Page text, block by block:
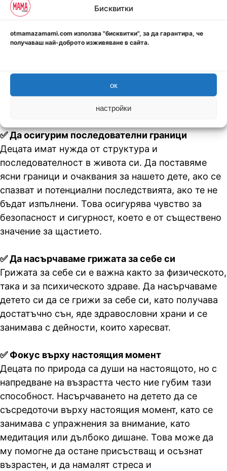
Бисквитки
otmamazamami.com използва "бисквитки", за да гарантира, че
получаваш най-доброто изживяване в сайта.
ок
настройки
✅ Модел на щастие
сами да моделираме щастието. Можем да дадем
пред детето си. Да показваме им, че се
наслаждавате на живота и намираме щастието в
✅ Да осигурим последователни граници
Децата имат нужда от структура и
последователност в живота си. Да поставяме
ясни граници и очаквания за нашето дете, ако се
спазват и потенциални последствията, ако те не
бъдат изпълнени. Това осигурява чувство за
безопасност и сигурност, което е от съществено
значение за щастието.
✅ Да насърчаваме грижата за себе си
Грижата за себе си е важна както за физическото,
така и за психическото здраве. Да насърчаваме
детето си да се грижи за себе си, като получава
достатъчно сън, яде здравословни храни и се
занимава с дейности, които харесват.
✅ Фокус върху настоящия момент
Децата по природа са души на настоящото, но с
напредване на възрастта често ние губим тази
способност. Насърчаването на детето да се
съсредоточи върху настоящия момент, като се
занимава с упражнения за внимание, като
медитация или дълбоко дишане. Това може да
му помогне да остане присъстващ и осъзнат
възрастен, и да намалят стреса и